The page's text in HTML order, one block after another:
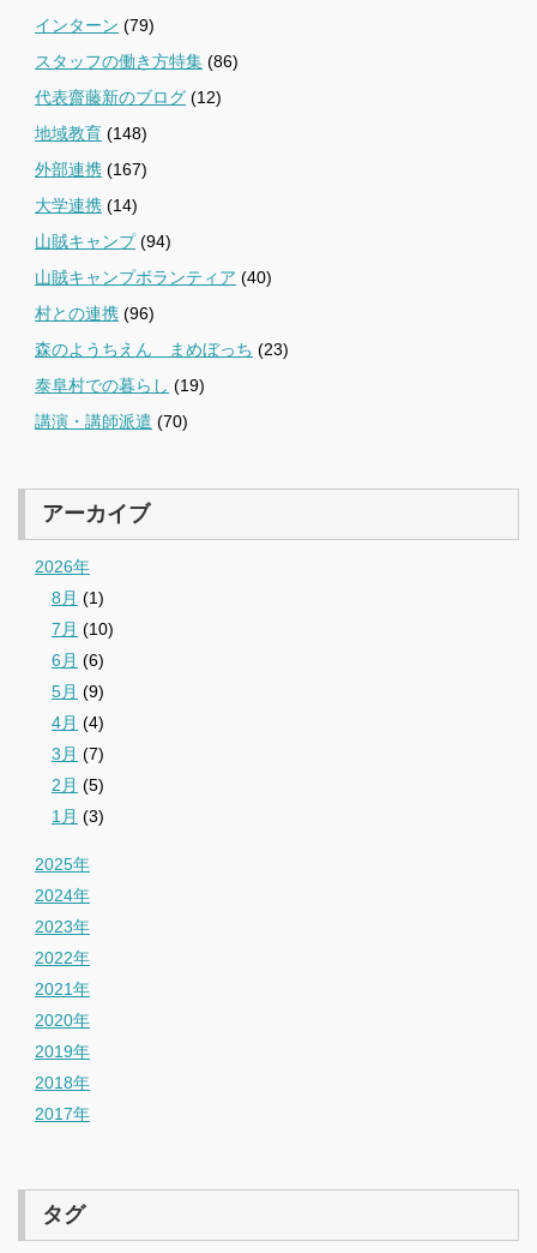
インターン (79)
スタッフの働き方特集 (86)
代表齋藤新のブログ (12)
地域教育 (148)
外部連携 (167)
大学連携 (14)
山賊キャンプ(94)
山賊キャンプボランティア (40)
村との連携 (96)
森のようちえん まめぼっち (23)
泰阜村での暮らし (19)
講演・講師派遣 (70)
アーカイブ
2026年
8月 (1)
7月 (10)
6月 (6)
5月 (9)
4月 (4)
3月 (7)
2月 (5)
1月 (3)
2025年
2024年
2023年
2022年
2021年
2020年
2019年
2018年
2017年
タグ